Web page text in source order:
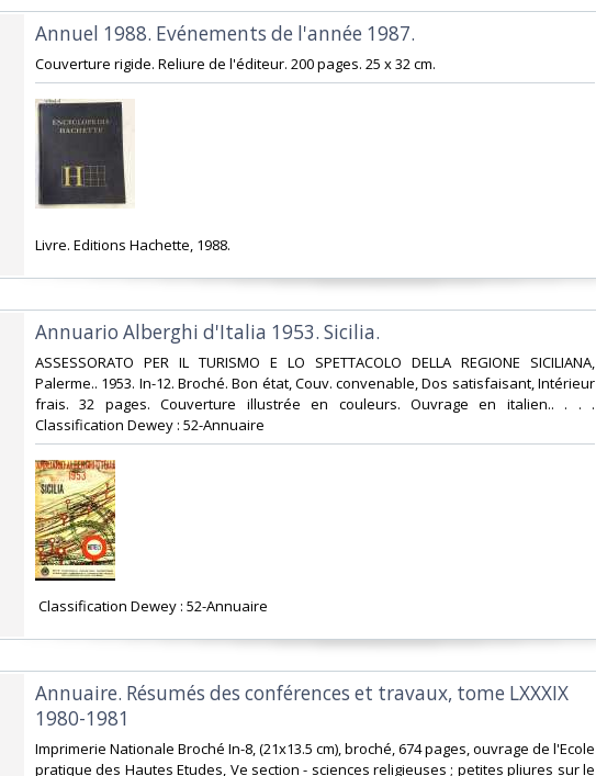
‎Annuel 1988. Evénements de l'année 1987.‎
‎Couverture rigide. Reliure de l'éditeur. 200 pages. 25 x 32 cm.‎
‎Livre. Editions Hachette, 1988.‎
‎Annuario Alberghi d'Italia 1953. Sicilia.‎
‎ASSESSORATO PER IL TURISMO E LO SPETTACOLO DELLA REGIONE SICILIANA,
Palerme.. 1953. In-12. Broché. Bon état, Couv. convenable, Dos satisfaisant, Intérieur
frais. 32 pages. Couverture illustrée en couleurs. Ouvrage en italien.. . . .
Classification Dewey : 52-Annuaire‎
‎ Classification Dewey : 52-Annuaire‎
‎Annuaire. Résumés des conférences et travaux, tome LXXXIX
1980-1981‎
‎Imprimerie Nationale Broché In-8, (21x13.5 cm), broché, 674 pages, ouvrage de l'Ecole
pratique des Hautes Etudes, Ve section - sciences religieuses ; petites pliures sur le